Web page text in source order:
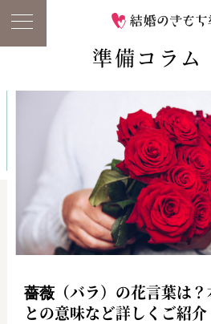
準備コラム
薔薇（バラ）の花言葉は
との意味など詳しくご紹介